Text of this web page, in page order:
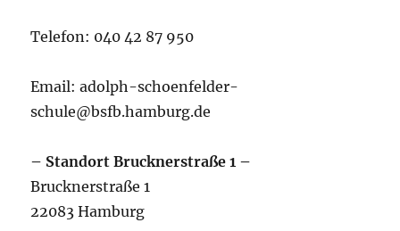
Telefon: 040 42 87 950
Email:adolph-schoenfelder-
schule@bsfb.hamburg.de
– Standort Brucknerstraße 1 –
Brucknerstraße 1
22083 Hamburg